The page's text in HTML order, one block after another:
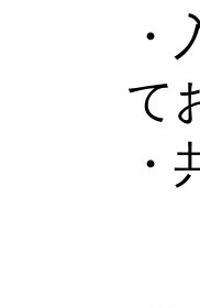
て